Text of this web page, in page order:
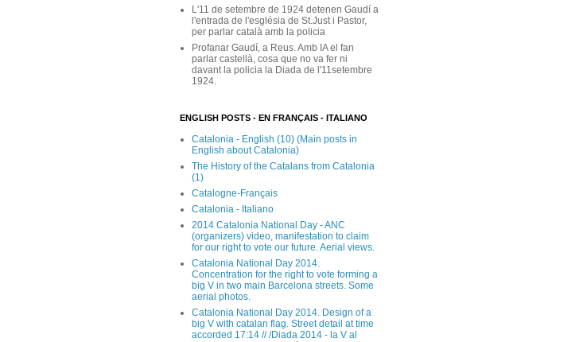
L'11 de setembre de 1924 detenen Gaudí a
l'entrada de l'església de St.Just i Pastor,
per parlar català amb la policia
Profanar Gaudí, a Reus. Amb IA el fan
parlar castellà, cosa que no va fer ni
davant la policia la Diada de l'11setembre
1924.
ENGLISH POSTS - EN FRANÇAIS - ITALIANO
Catalonia - English (10) (Main posts in
English about Catalonia)
The History of the Catalans from Catalonia
(1)
Catalogne-Français
Catalonia - Italiano
2014 Catalonia National Day - ANC
(organizers) video, manifestation to claim
for our right to vote our future. Aerial views.
Catalonia National Day 2014.
Concentration for the right to vote forming a
big V in two main Barcelona streets. Some
aerial photos.
Catalonia National Day 2014. Design of a
big V with catalan flag. Street detail at time
accorded 17:14 // /Diada 2014 - la V al